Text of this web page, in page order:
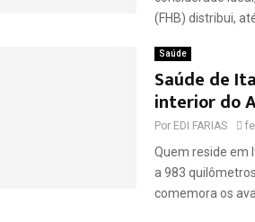
(FHB) distribui,
Saúde
Saúde de
interior do
Por EDI FARIAS
Quem reside em
a 983
comemora os